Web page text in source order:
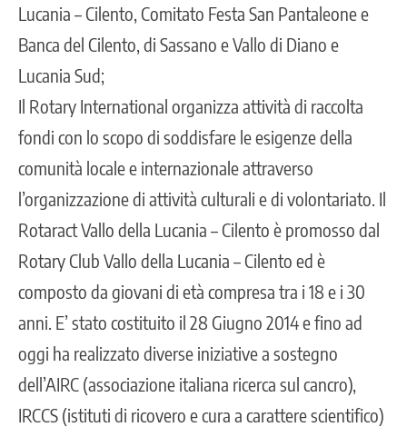
Lucania – Cilento, Comitato Festa San Pantaleone e
Banca del Cilento, di Sassano e Vallo di Diano e
Lucania Sud;
Il Rotary International organizza attività di raccolta
fondi con lo scopo di soddisfare le esigenze della
comunità locale e internazionale attraverso
l’organizzazione di attività culturali e di volontariato. Il
Rotaract Vallo della Lucania – Cilento è promosso dal
Rotary Club Vallo della Lucania – Cilento ed è
composto da giovani di età compresa tra i 18 e i 30
anni. E’ stato costituito il 28 Giugno 2014 e fino ad
oggi ha realizzato diverse iniziative a sostegno
dell’AIRC (associazione italiana ricerca sul cancro),
IRCCS (istituti di ricovero e cura a carattere scientifico)